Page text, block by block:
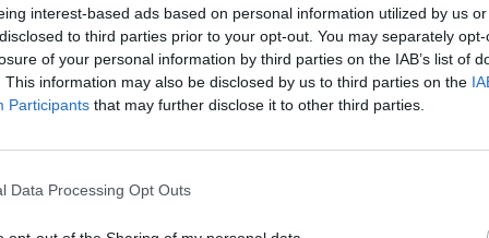
interest-based ads based on personal information utilized by us
to third parties prior to your opt-out. You may separately
of your personal information by third parties on the IAB’s list of
This information may also be disclosed by us to third parties on the
Participants that may further disclose it to other third parties.
Data Processing Opt Outs
Διενέργεια επισκέψεων και διαπραγματεύσεων.
Ανάπτυξη νέου πελατολογίου
Απαραίτητα Προσόντα
Διάθεση για εξέλιξη και στοχοπροσήλωση